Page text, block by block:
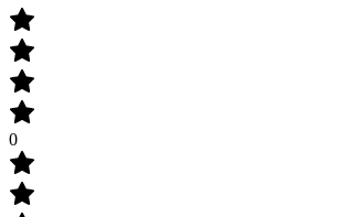
0